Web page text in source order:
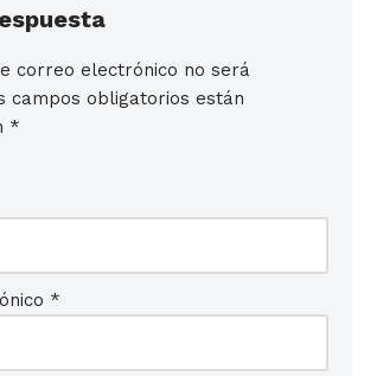
correo electrónico no será
campos obligatorios están
*
*